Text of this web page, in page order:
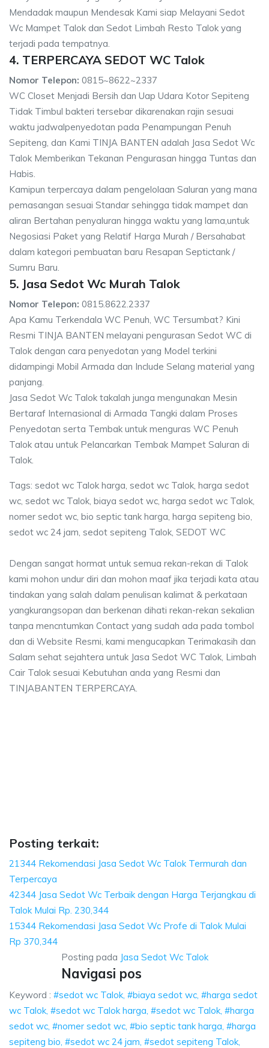
Mendadak maupun Mendesak Kami siap Melayani Sedot
Wc Mampet Talok dan Sedot Limbah Resto Talok yang
terjadi pada tempatnya.
4. TERPERCAYA SEDOT WC Talok
Nomor Telepon: 0815~8622~2337
WC Closet Menjadi Bersih dan Uap Udara Kotor Sepiteng
Tidak Timbul bakteri tersebar dikarenakan rajin sesuai
waktu jadwalpenyedotan pada Penampungan Penuh
Sepiteng, dan Kami TINJA BANTEN adalah Jasa Sedot Wc
Talok Memberikan Tekanan Pengurasan hingga Tuntas dan
Habis.
Kamipun terpercaya dalam pengelolaan Saluran yang mana
pemasangan sesuai Standar sehingga tidak mampet dan
aliran Bertahan penyaluran hingga waktu yang lama,untuk
Negosiasi Paket yang Relatif Harga Murah / Bersahabat
dalam kategori pembuatan baru Resapan Septictank /
Sumru Baru.
5. Jasa Sedot Wc Murah Talok
Nomor Telepon: 0815.8622.2337
Apa Kamu Terkendala WC Penuh, WC Tersumbat? Kini
Resmi TINJA BANTEN melayani pengurasan Sedot WC di
Talok dengan cara penyedotan yang Model terkini
didampingi Mobil Armada dan Include Selang material yang
panjang.
Jasa Sedot Wc Talok takalah junga mengunakan Mesin
Bertaraf Internasional di Armada Tangki dalam Proses
Penyedotan serta Tembak untuk menguras WC Penuh
Talok atau untuk Pelancarkan Tembak Mampet Saluran di
Talok.
Tags: sedot wc Talok harga, sedot wc Talok, harga sedot
wc, sedot wc Talok, biaya sedot wc, harga sedot wc Talok,
nomer sedot wc, bio septic tank harga, harga sepiteng bio,
sedot wc 24 jam, sedot sepiteng Talok, SEDOT WC
Dengan sangat hormat untuk semua rekan-rekan di Talok
kami mohon undur diri dan mohon maaf jika terjadi kata atau
tindakan yang salah dalam penulisan kalimat & perkataan
yangkurangsopan dan berkenan dihati rekan-rekan sekalian
tanpa mencntumkan Contact yang sudah ada pada tombol
dan di Website Resmi, kami mengucapkan Terimakasih dan
Salam sehat sejahtera untuk Jasa Sedot WC Talok, Limbah
Cair Talok sesuai Kebutuhan anda yang Resmi dan
TINJABANTEN TERPERCAYA.
Posting terkait:
21344 Rekomendasi Jasa Sedot Wc Talok Termurah dan
Terpercaya
42344 Jasa Sedot Wc Terbaik dengan Harga Terjangkau di
Talok Mulai Rp. 230,344
15344 Rekomendasi Jasa Sedot Wc Profe di Talok Mulai
Rp 370,344
Posting pada Jasa Sedot Wc Talok
Navigasi pos
Keyword : #sedot wc Talok, #biaya sedot wc, #harga sedot
wc Talok, #sedot wc Talok harga, #sedot wc Talok, #harga
sedot wc, #nomer sedot wc, #bio septic tank harga, #harga
sepiteng bio, #sedot wc 24 jam, #sedot sepiteng Talok,